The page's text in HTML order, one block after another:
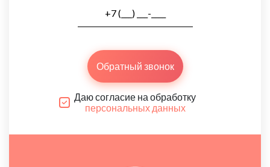
Обратный звонок
Даю согласие на обработку
персональных данных